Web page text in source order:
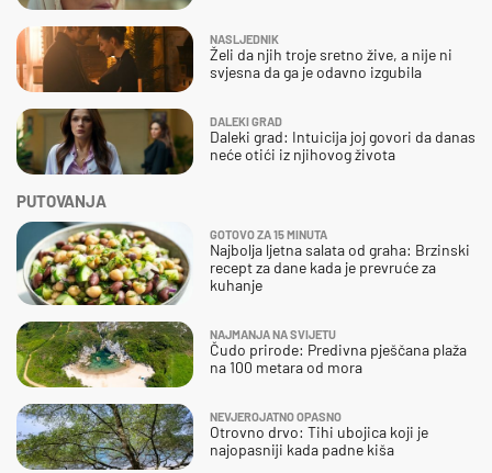
NASLJEDNIK
Želi da njih troje sretno žive, a nije ni
svjesna da ga je odavno izgubila
DALEKI GRAD
Daleki grad: Intuicija joj govori da danas
neće otići iz njihovog života
PUTOVANJA
GOTOVO ZA 15 MINUTA
Najbolja ljetna salata od graha: Brzinski
recept za dane kada je prevruće za
kuhanje
NAJMANJA NA SVIJETU
Čudo prirode: Predivna pješčana plaža
na 100 metara od mora
NEVJEROJATNO OPASNO
Otrovno drvo: Tihi ubojica koji je
najopasniji kada padne kiša